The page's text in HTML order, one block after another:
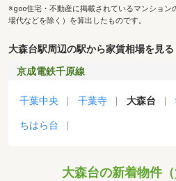
※goo住宅・不動産に掲載されているマンション
場代などを除く）を算出したものです。
大森台駅周辺の駅から家賃相場を見る
京成電鉄千原線
千葉中央 千葉寺 大森台
ちはら台
大森台の新着物件